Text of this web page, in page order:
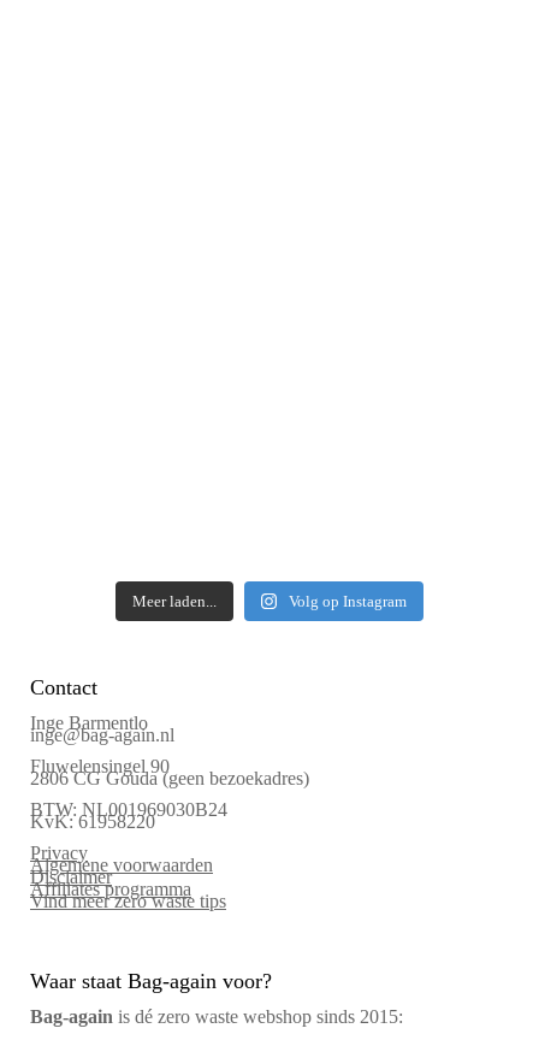
Meer laden... Volg op Instagram
Contact
Inge Barmentlo
inge@bag-again.nl
Fluwelensingel 90
2806 CG Gouda (geen bezoekadres)
BTW: NL001969030B24
KvK: 61958220
Privacy
Algemene voorwaarden
Disclaimer
Affiliates programma
Vind meer zero waste tips
Waar staat Bag-again voor?
Bag‑again is dé zero waste webshop sinds 2015: